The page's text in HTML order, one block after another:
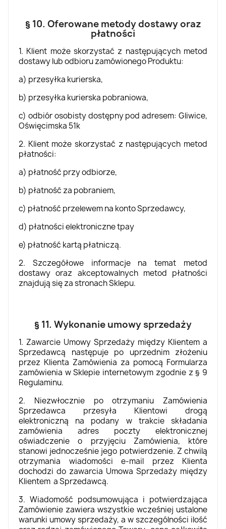
§ 10. Oferowane metody dostawy oraz
płatności
1. Klient może skorzystać z następujących metod
dostawy lub odbioru zamówionego Produktu:
a) przesyłka kurierska,
b) przesyłka kurierska pobraniowa,
c) odbiór osobisty dostępny pod adresem: Gliwice,
Oświęcimska 51k
2. Klient może skorzystać z następujących metod
płatności:
a) płatność przy odbiorze,
b) płatność za pobraniem,
c) płatność przelewem na konto Sprzedawcy,
d) płatności elektroniczne tpay
e) płatność kartą płatniczą.
2. Szczegółowe informacje na temat metod
dostawy oraz akceptowalnych metod płatności
znajdują się za stronach Sklepu.
§ 11. Wykonanie umowy sprzedaży
1. Zawarcie Umowy Sprzedaży między Klientem a
Sprzedawcą następuje po uprzednim złożeniu
przez Klienta Zamówienia za pomocą Formularza
zamówienia w Sklepie internetowym zgodnie z § 9
Regulaminu.
2. Niezwłocznie po otrzymaniu Zamówienia
Sprzedawca przesyła Klientowi drogą
elektroniczną na podany w trakcie składania
zamówienia adres poczty elektronicznej
oświadczenie o przyjęciu Zamówienia, które
stanowi jednocześnie jego potwierdzenie. Z chwilą
otrzymania wiadomości e-mail przez Klienta
dochodzi do zawarcia Umowa Sprzedaży między
Klientem a Sprzedawcą.
3. Wiadomość podsumowująca i potwierdzająca
Zamówienie zawiera wszystkie wcześniej ustalone
warunki umowy sprzedaży, a w szczególności ilość